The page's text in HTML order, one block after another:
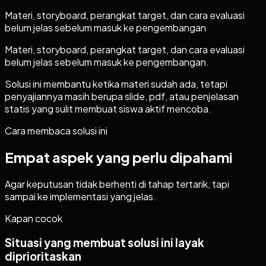
Materi, storyboard, perangkat target, dan cara evaluasi
belum jelas sebelum masuk ke pengembangan
Materi, storyboard, perangkat target, dan cara evaluasi
belum jelas sebelum masuk ke pengembangan.
Solusi ini membantu ketika materi sudah ada, tetapi
penyajiannya masih berupa slide, pdf, atau penjelasan
statis yang sulit membuat siswa aktif mencoba.
Cara membaca solusi ini
Empat aspek yang perlu dipahami
Agar keputusan tidak berhenti di tahap tertarik, tapi
sampai ke implementasi yang jelas.
Kapan cocok
Situasi yang membuat solusi ini layak
diprioritaskan